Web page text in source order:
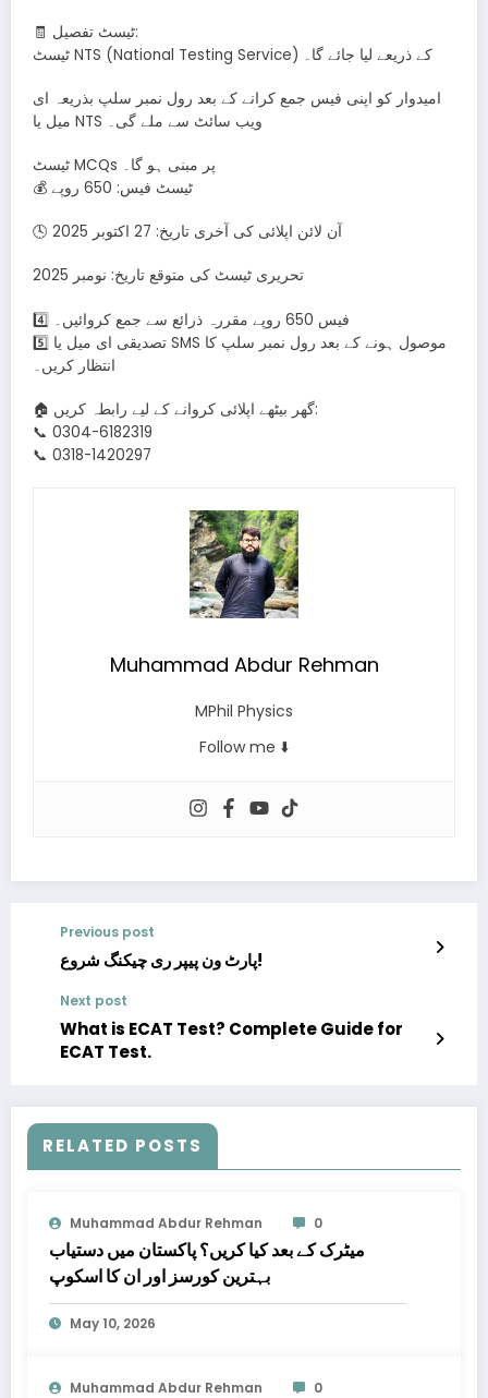
🧾 ٹیسٹ تفصیل:
ٹیسٹ NTS (National Testing Service) کے ذریعے لیا جائے گا۔
امیدوار کو اپنی فیس جمع کرانے کے بعد رول نمبر سلپ بذریعہ ای
میل یا NTS ویب سائٹ سے ملے گی۔
ٹیسٹ MCQs پر مبنی ہو گا۔
💰 ٹیسٹ فیس: 650 روپے
🕓 آن لائن اپلائی کی آخری تاریخ: 27 اکتوبر 2025
تحریری ٹیسٹ کی متوقع تاریخ: نومبر 2025
4️⃣ فیس 650 روپے مقررہ ذرائع سے جمع کروائیں۔
5️⃣ تصدیقی ای میل یا SMS موصول ہونے کے بعد رول نمبر سلپ کا
انتظار کریں۔
🏠 گھر بیٹھے اپلائی کروانے کے لیے رابطہ کریں:
📞 0304-6182319
📞 0318-1420297
Muhammad Abdur Rehman
MPhil Physics
Follow me ⬇️
Previous post
پارٹ ون پیپر ری چیکنگ شروع!
Next post
What is ECAT Test? Complete Guide for
ECAT Test.
RELATED POSTS
Muhammad Abdur Rehman 0
میٹرک کے بعد کیا کریں؟ پاکستان میں دستیاب
بہترین کورسز اور ان کا اسکوپ
May 10, 2026
Muhammad Abdur Rehman 0